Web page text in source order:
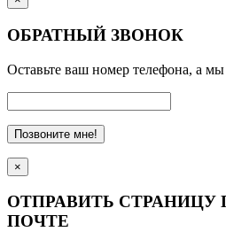
ОБРАТНЫЙ ЗВОНОК
Оставьте ваш номер телефона, а
Позвоните мне!
×
ОТПРАВИТЬ СТРАНИЦУ
ПОЧТЕ